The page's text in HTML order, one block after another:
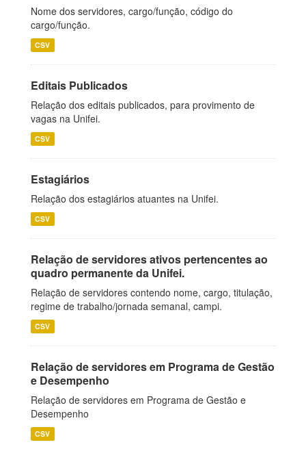
Nome dos servidores, cargo/função, código do
cargo/função.
CSV
Editais Publicados
Relação dos editais publicados, para provimento de
vagas na Unifei.
CSV
Estagiários
Relação dos estagiários atuantes na Unifei.
CSV
Relação de servidores ativos pertencentes ao
quadro permanente da Unifei.
Relação de servidores contendo nome, cargo, titulação,
regime de trabalho/jornada semanal, campi.
CSV
Relação de servidores em Programa de Gestão
e Desempenho
Relação de servidores em Programa de Gestão e
Desempenho
CSV